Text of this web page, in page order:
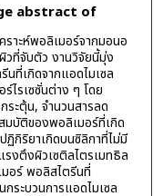
abstract of
ราะห์พอลิเมอร์จากมอนอ
วที่จับตัว งานวิจัยนี้มุ่ง
ที่เกิดจากแอดไมเซล
ไรเซซั่นต่าง ๆ โดย
ระตุ้น, จำนวนสารลด
บัติของพอลิเมอร์ที่เกิด
ฏิกิริยาเกิดบนซิลิกาที่ไม่มี
งตึงผิวเซติลไตรเมทธิล
มอร์ พอลิสไตรีนที่
ระบวนการแอดไมเซล